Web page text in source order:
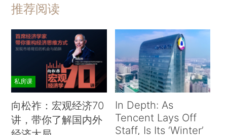
推荐阅读
私房课
向松祚：宏观经济70
讲，带你了解国内外
In Depth: As
Tencent Lays Off
Staff, Is Its ‘Winter’